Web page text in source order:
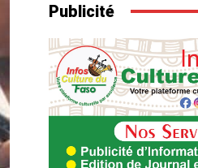
Publicité